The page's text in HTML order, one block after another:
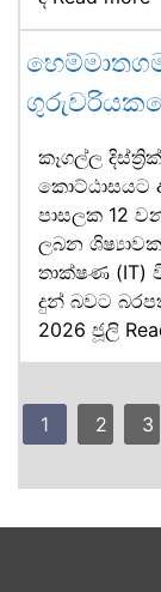
කෑගල්ල
කොට්ඨාසයට
පාසලක 12
ලබන
තාක්ෂණ (IT)
දුන් බවට
2026 ජූලි
1 2 3